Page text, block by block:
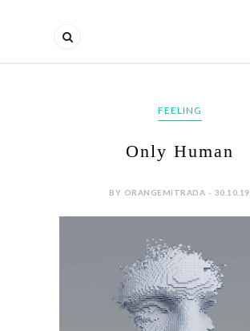
FEELING
Only Human
BY ORANGEMITRADA - 30.10.19